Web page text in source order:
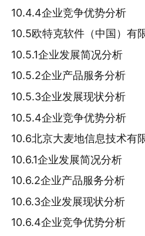
10.4.4企业竞争优势分析
10.5欧特克软件（中国）有
10.5.1企业发展简况分析
10.5.2企业产品服务分析
10.5.3企业发展现状分析
10.5.4企业竞争优势分析
10.6北京大麦地信息技术有
10.6.1企业发展简况分析
10.6.2企业产品服务分析
10.6.3企业发展现状分析
10.6.4企业竞争优势分析